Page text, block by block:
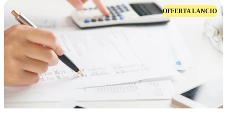
OFFERTA LANCIO